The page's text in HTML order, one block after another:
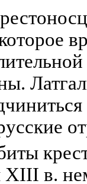
XIII в.